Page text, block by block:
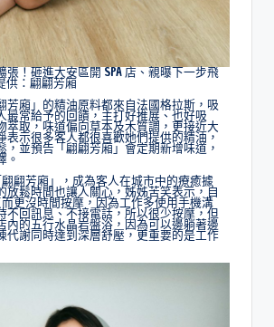
張！砸進大安區開 SPA 店、親曝下一步飛
：翩翩芳廂
芳廂」的精油原料都來自法國格拉斯，吸
最常給予的回饋，主打好推展、也好吸
萃取，味道偏向草本及木質調，更接近大
表示很多客人都很喜歡她們提供的精油，
，並預告「翩翩芳廂」會定期新增味道，
。
翩翩芳廂」，成為客人在城市中的療癒據
放鬆時間也讓人關心，姊姊苦笑表示，自
而更沒時間按摩，因為工作多使用手機溝
不回訊息、不接電話，所以很少按摩，但
內的五行水晶岩盤浴，因為可以邊躺著邊
代謝同時達到深層舒壓，更重要的是工作